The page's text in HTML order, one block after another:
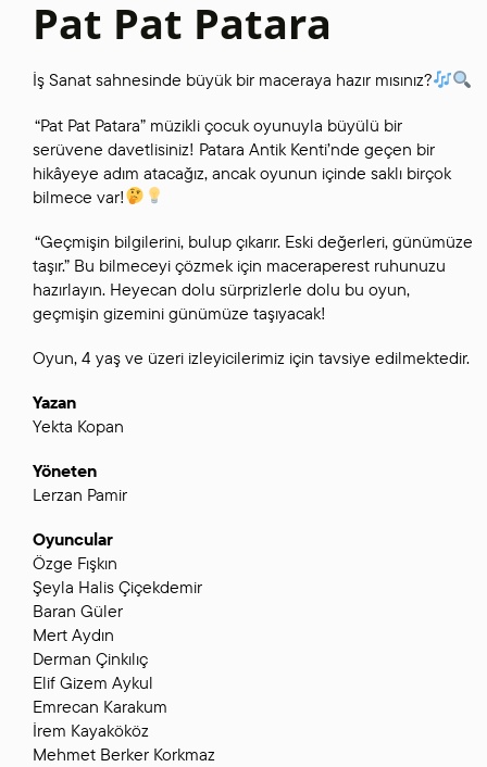
Pat Pat Patara
İş Sanat sahnesinde büyük bir maceraya hazır mısınız?
“Pat Pat Patara” müzikli çocuk oyunuyla büyülü bir
serüvene davetlisiniz! Patara Antik Kenti’nde geçen bir
hikâyeye adım atacağız, ancak oyunun içinde saklı birçok
bilmece var!
“Geçmişin bilgilerini, bulup çıkarır. Eski değerleri, günümüze
taşır.” Bu bilmeceyi çözmek için maceraperest ruhunuzu
hazırlayın. Heyecan dolu sürprizlerle dolu bu oyun,
geçmişin gizemini günümüze taşıyacak!
Oyun, 4 yaş ve üzeri izleyicilerimiz için tavsiye edilmektedir.
Yazan
Yekta Kopan
Yöneten
Lerzan Pamir
Oyuncular
Özge Fışkın
Şeyla Halis Çiçekdemir
Baran Güler
Mert Aydın
Derman Çinkılıç
Elif Gizem Aykul
Emrecan Karakum
İrem Kayakököz
Mehmet Berker Korkmaz